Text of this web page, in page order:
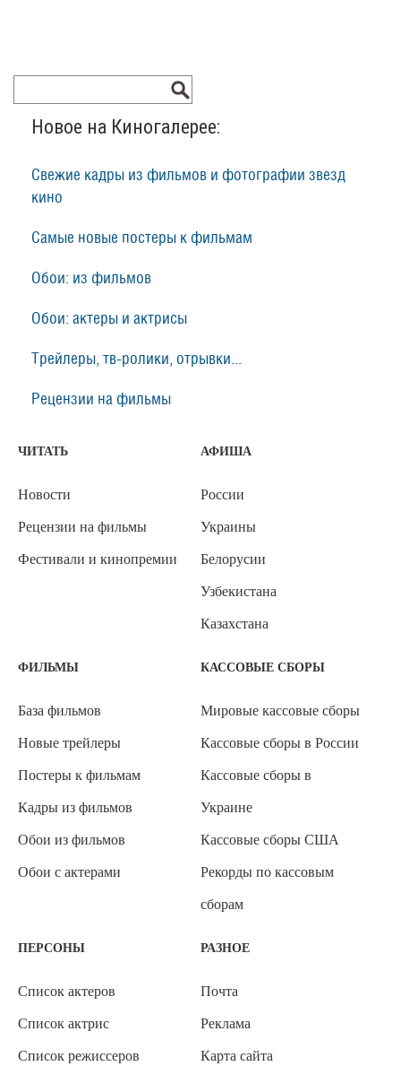
Новое на Киногалерее:
Свежие кадры из фильмов и фотографии звезд
кино
Самые новые постеры к фильмам
Обои: из фильмов
Обои: актеры и актрисы
Трейлеры, тв-ролики, отрывки...
Рецензии на фильмы
ЧИТАТЬ
Новости
Рецензии на фильмы
Фестивали и кинопремии
АФИША
России
Украины
Белорусии
Узбекистана
Казахстана
ФИЛЬМЫ
База фильмов
Новые трейлеры
Постеры к фильмам
Кадры из фильмов
Обои из фильмов
Обои с актерами
КАССОВЫЕ СБОРЫ
Мировые кассовые сборы
Кассовые сборы в России
Кассовые сборы в
Украине
Кассовые сборы США
Рекорды по кассовым
сборам
ПЕРСОНЫ
Список актеров
Список актрис
Список режиссеров
РАЗНОЕ
Почта
Реклама
Карта сайта